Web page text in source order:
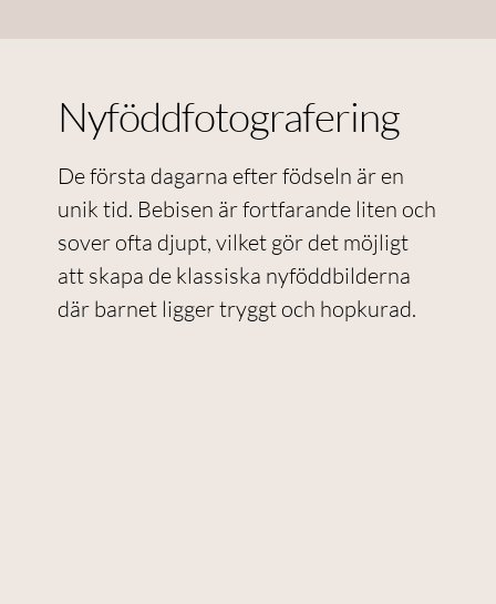
Nyföddfotografering
De första dagarna efter födseln är en
unik tid. Bebisen är fortfarande liten och
sover ofta djupt, vilket gör det möjligt
att skapa de klassiska nyföddbilderna
där barnet ligger tryggt och hopkurad.